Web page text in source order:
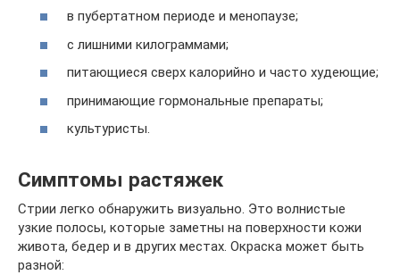
в пубертатном периоде и менопаузе;
с лишними килограммами;
питающиеся сверх калорийно и часто худеющие;
принимающие гормональные препараты;
культуристы.
Симптомы растяжек
Стрии легко обнаружить визуально. Это волнистые
узкие полосы, которые заметны на поверхности кожи
живота, бедер и в других местах. Окраска может быть
разной: